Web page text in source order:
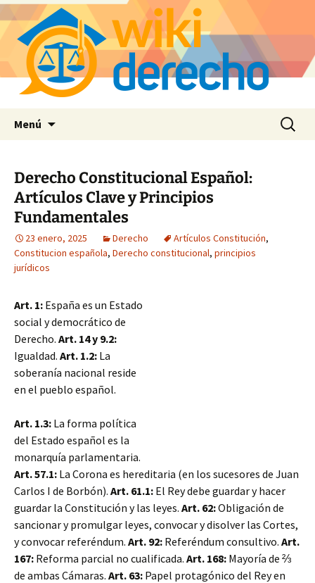
Menú Buscar:
Derecho Constitucional Español:
Artículos Clave y Principios
Fundamentales
23 enero, 2025 Derecho Artículos Constitución,
Constitucion española, Derecho constitucional, principios
jurídicos
Art. 1: España es un Estado
social y democrático de
Derecho. Art. 14 y 9.2:
Igualdad. Art. 1.2: La
soberanía nacional reside
en el pueblo español.
Art. 1.3: La forma política
del Estado español es la
monarquía parlamentaria.
Art. 57.1: La Corona es hereditaria (en los sucesores de Juan
Carlos I de Borbón). Art. 61.1: El Rey debe guardar y hacer
guardar la Constitución y las leyes. Art. 62:Obligación de
sancionar y promulgar leyes, convocar y disolver las Cortes,
y convocar referéndum. Art. 92: Referéndum consultivo. Art.
167: Reforma parcial no cualificada. Art. 168: Mayoría de ⅔
de ambas Cámaras. Art. 63: Papel protagónico del Rey en